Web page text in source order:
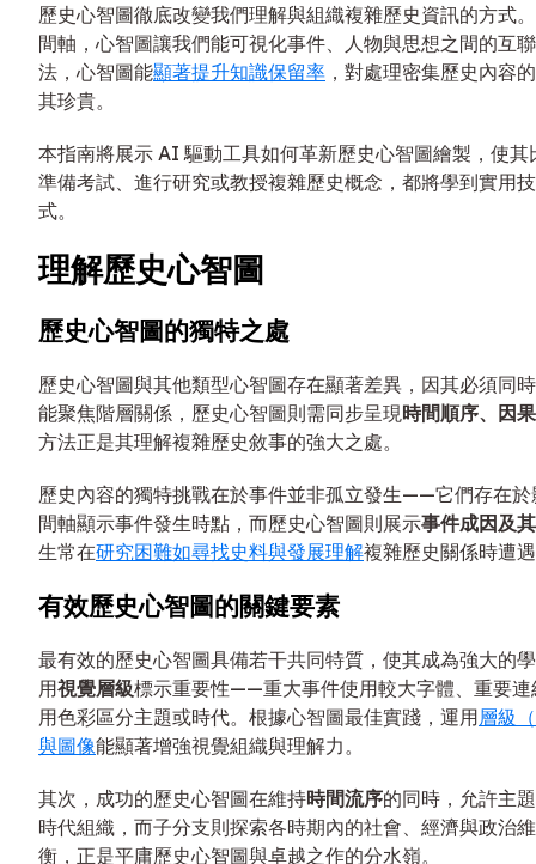
歷史心智圖徹底改變我們理解與組織複雜歷史資訊的方式
間軸，心智圖讓我們能可視化事件、人物與思想之間的互
法，心智圖能顯著提升知識保留率 ，對處理密集歷史內容
其珍貴。
本指南將展示 AI 驅動工具如何革新歷史心智圖繪製，使
準備考試、進行研究或教授複雜歷史概念，都將學到實用
式。
理解歷史心智圖
歷史心智圖的獨特之處
歷史心智圖與其他類型心智圖存在顯著差異，因其必須同
能聚焦階層關係，歷史心智圖則需同步呈現時間順序、因
方法正是其理解複雜歷史敘事的強大之處。
歷史內容的獨特挑戰在於事件並非孤立發生——它們存在
間軸顯示事件發生時點，而歷史心智圖則展示事件成因及
生常在研究困難如尋找史料與發展理解複雜歷史關係時遭
有效歷史心智圖的關鍵要素
最有效的歷史心智圖具備若干共同特質，使其成為強大的
用視覺層級標示重要性——重大事件使用較大字體、重要
用色彩區分主題或時代。根據心智圖最佳實踐，運用層級
與圖像能顯著增強視覺組織與理解力。
其次，成功的歷史心智圖在維持時間流序的同時，允許主
時代組織，而子分支則探索各時期內的社會、經濟與政治
衡，正是平庸歷史心智圖與卓越之作的分水嶺。